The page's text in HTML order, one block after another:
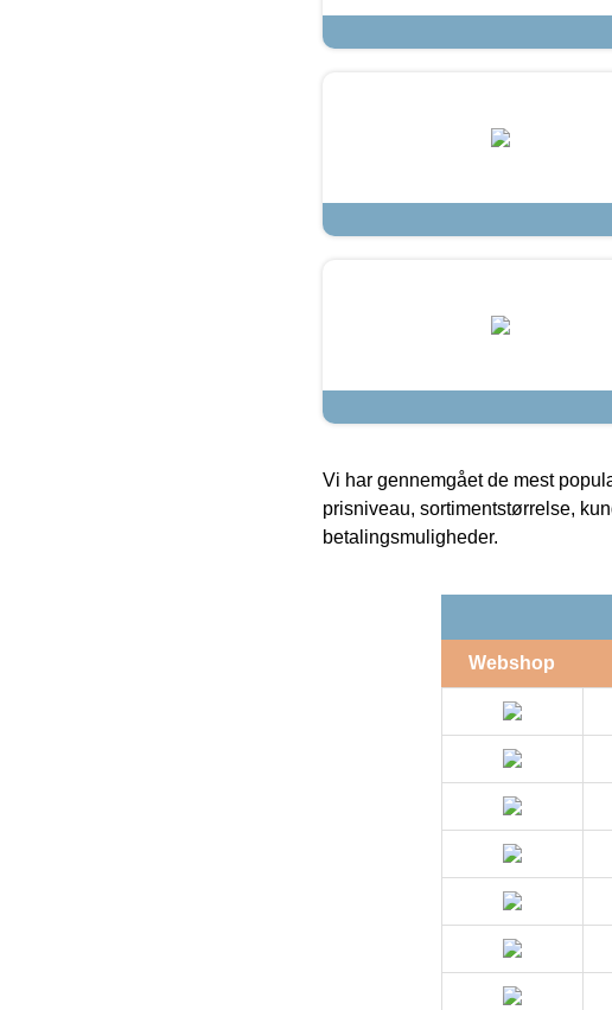
Vi har gennemgået de mest
prisniveau, sortimentstørrelse,
betalingsmuligheder.
Webshop